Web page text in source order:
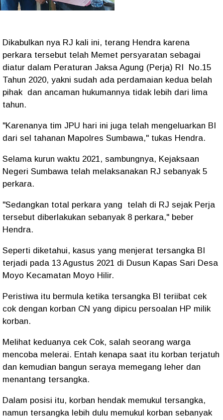
Dikabulkan nya RJ kali ini, terang Hendra karena
perkara tersebut telah Memet persyaratan sebagai
diatur dalam Peraturan Jaksa Agung (Perja) RI No.15
Tahun 2020, yakni sudah ada perdamaian kedua belah
pihak dan ancaman hukumannya tidak lebih dari lima
tahun.
"Karenanya tim JPU hari ini juga telah mengeluarkan BI
dari sel tahanan Mapolres Sumbawa," tukas Hendra.
Selama kurun waktu 2021, sambungnya, Kejaksaan
Negeri Sumbawa telah melaksanakan RJ sebanyak 5
perkara.
"Sedangkan total perkara yang telah di RJ sejak Perja
tersebut diberlakukan sebanyak 8 perkara," beber
Hendra.
Seperti diketahui, kasus yang menjerat tersangka BI
terjadi pada 13 Agustus 2021 di Dusun Kapas Sari Desa
Moyo Kecamatan Moyo Hilir.
Peristiwa itu bermula ketika tersangka BI teriibat cek
cok dengan korban CN yang dipicu persoalan HP milik
korban.
Melihat keduanya cek Cok, salah seorang warga
mencoba melerai. Entah kenapa saat itu korban terjatuh
dan kemudian bangun seraya memegang leher dan
menantang tersangka.
Dalam posisi itu, korban hendak memukul tersangka,
namun tersangka lebih dulu memukul korban sebanyak